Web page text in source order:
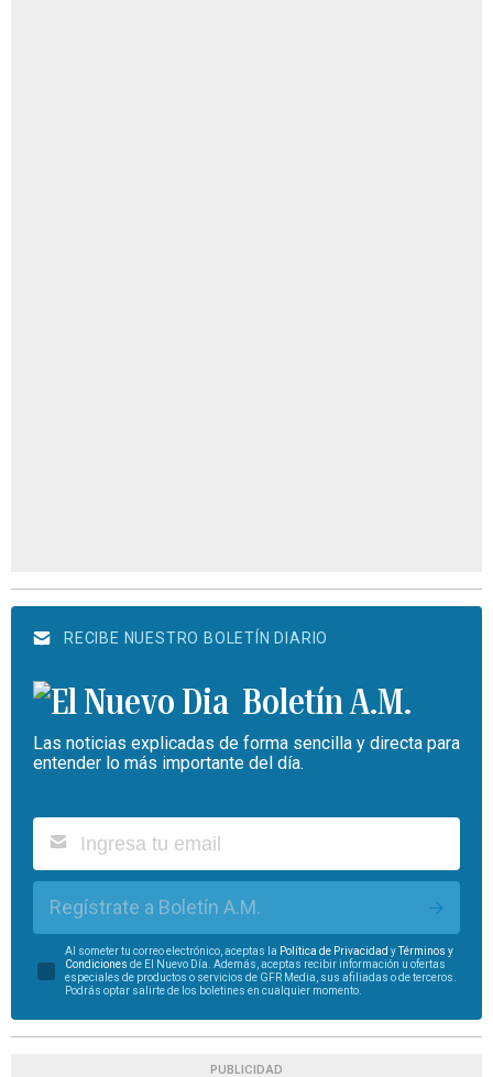
RECIBE NUESTRO BOLETÍN DIARIO
Boletín A.M.
Las noticias explicadas de forma sencilla y directa para
entender lo más importante del día.
Regístrate a Boletín A.M.
Al someter tu correo electrónico, aceptas la Política de Privacidad yTérminos y
Condiciones de El Nuevo Día. Además, aceptas recibir información u ofertas
especiales de productos o servicios de GFR Media, sus afiliadas o de terceros.
Podrás optar salirte de los boletines en cualquier momento.
PUBLICIDAD